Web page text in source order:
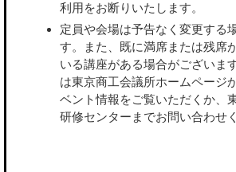
利用をお断りいたします。
定員や会場は予告なく変更する
す。また、既に満席または残席
いる講座がある場合がございま
は東京商工会議所ホームページ
ベント情報をご覧いただくか、
研修センターまでお問い合わせ